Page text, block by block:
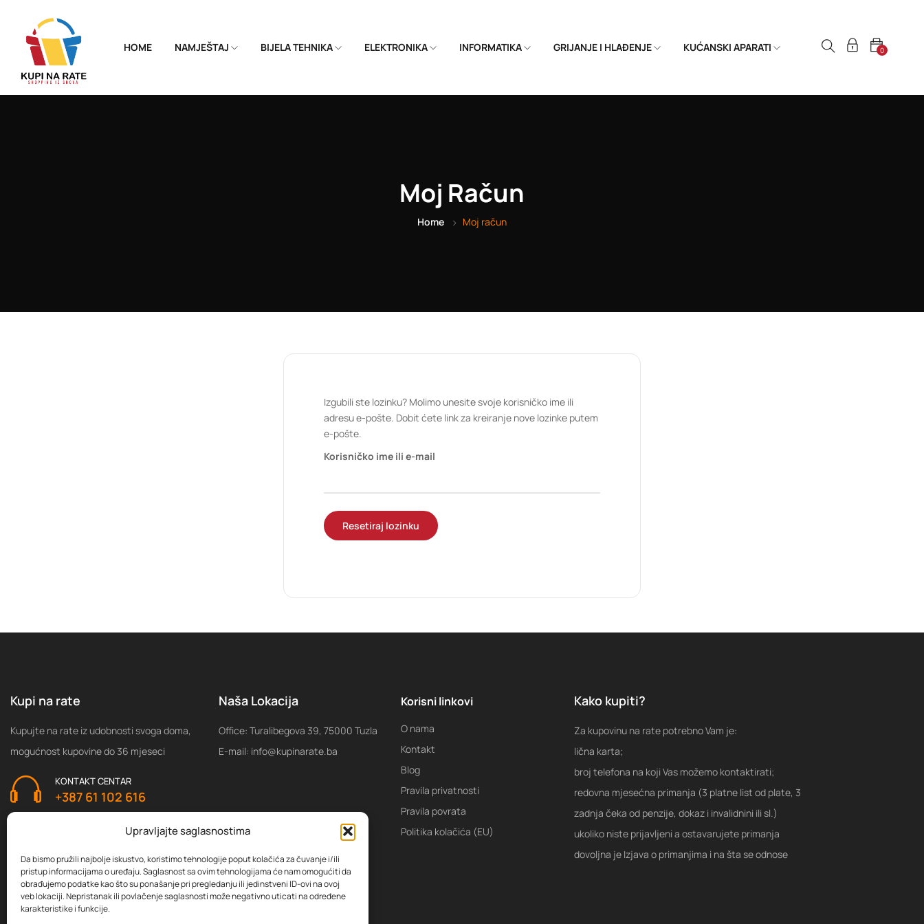
Upravljajte saglasnostima
Da bismo pružili najbolje iskustvo, koristimo tehnologije poput kolačića za čuvanje i/ili
pristup informacijama o uređaju. Saglasnost sa ovim tehnologijama će nam omogućiti da
obrađujemo podatke kao što su ponašanje pri pregledanju ili jedinstveni ID-ovi na ovoj
veb lokaciji. Nepristanak ili povlačenje saglasnosti može negativno uticati na određene
karakteristike i funkcije.
HOME NAMJEŠTAJ BIJELA TEHNIKA ELEKTRONIKA INFORMATIKA GRIJANJE I HLAĐENJE KUĆANSKI APARATI 0
Moj Račun
Home Moj račun
Izgubili ste lozinku? Molimo unesite svoje korisničko ime ili
adresu e-pošte. Dobit ćete link za kreiranje nove lozinke putem
e-pošte.
Korisničko ime ili e-mail
Resetiraj lozinku
Kupi na rate
Kupujte na rate iz udobnosti svoga doma,
mogućnost kupovine do 36 mjeseci
KONTAKT CENTAR
+387 61 102 616
Naša Lokacija
Office: Turalibegova 39, 75000 Tuzla
E-mail: info@kupinarate.ba
Korisni linkovi
O nama
Kontakt
Blog
Pravila privatnosti
Pravila povrata
Politika kolačića (EU)
Kako kupiti?
Za kupovinu na rate potrebno Vam je:
lična karta;
broj telefona na koji Vas možemo kontaktirati;
redovna mjesećna primanja (3 platne list od plate, 3
zadnja čeka od penzije, dokaz i invalidnini ili sl.)
ukoliko niste prijavljeni a ostavarujete primanja
dovoljna je Izjava o primanjima i na šta se odnose